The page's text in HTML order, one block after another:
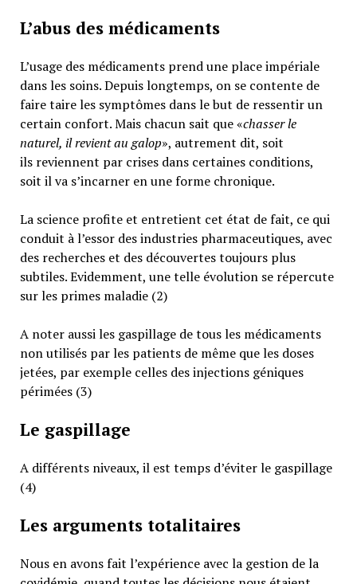
L’abus des médicaments
L’usage des médicaments prend une place impériale
dans les soins. Depuis longtemps, on se contente de
faire taire les symptômes dans le but de ressentir un
certain confort. Mais chacun sait que «chasser le
naturel, il revient au galop», autrement dit, soit
ils reviennent par crises dans certaines conditions,
soit il va s’incarner en une forme chronique.
La science profite et entretient cet état de fait, ce qui
conduit à l’essor des industries pharmaceutiques, avec
des recherches et des découvertes toujours plus
subtiles. Evidemment, une telle évolution se répercute
sur les primes maladie (2)
A noter aussi les gaspillage de tous les médicaments
non utilisés par les patients de même que les doses
jetées, par exemple celles des injections géniques
périmées (3)
Le gaspillage
A différents niveaux, il est temps d’éviter le gaspillage
(4)
Les arguments totalitaires
Nous en avons fait l’expérience avec la gestion de la